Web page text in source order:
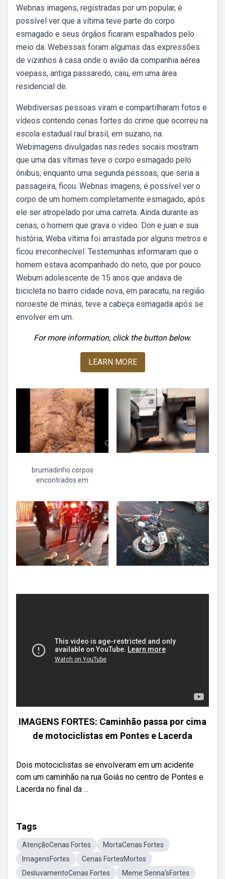
Webnas imagens, registradas por um popular, é
possível ver que a vítima teve parte do corpo
esmagado e seus órgãos ficaram espalhados pelo
meio da. Webessas foram algumas das expressões
de vizinhos à casa onde o avião da companhia aérea
voepass, antiga passaredo, caiu, em uma área
residencial de.
Webdiversas pessoas viram e compartilharam fotos e
vídeos contendo cenas fortes do crime que ocorreu na
escola estadual raul brasil, em suzano, na.
Webimagens divulgadas nas redes socais mostram
que uma das vítimas teve o corpo esmagado pelo
ônibus, enquanto uma segunda pessoas, que seria a
passageira, ficou. Webnas imagens, é possível ver o
corpo de um homem completamente esmagado, após
ele ser atropelado por uma carreta. Ainda durante as
cenas, o homem que grava o vídeo. Don e juan e sua
história; Weba vítima foi arrastada por alguns metros e
ficou irreconhecível. Testemunhas informaram que o
homem estava acompanhado do neto, que por pouco.
Webum adolescente de 15 anos que andava de
bicicleta no bairro cidade nova, em paracatu, na região
noroeste de minas, teve a cabeça esmagada após se
envolver em um.
For more information, click the button below.
LEARN MORE
brumadinho corpos
encontrados em
IMAGENS FORTES: Caminhão passa por cima
de motociclistas em Pontes e Lacerda
Dois motociclistas se envolveram em um acidente
com um caminhão na rua Goiás no centro de Pontes e
Lacerda no final da ...
Tags
AtençãoCenas Fortes
MortaCenas Fortes
ImagensFortes
Cenas FortesMortos
DesluvamentoCenas Fortes
Meme Senna'sFortes